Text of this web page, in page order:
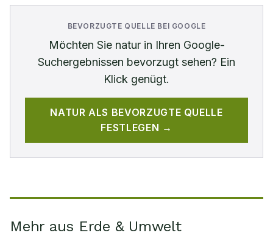
BEVORZUGTE QUELLE BEI GOOGLE
Möchten Sie naturin Ihren Google-
Suchergebnissen bevorzugt sehen? Ein
Klick genügt.
NATUR ALS BEVORZUGTE QUELLE
FESTLEGEN →
Mehr aus Erde & Umwelt